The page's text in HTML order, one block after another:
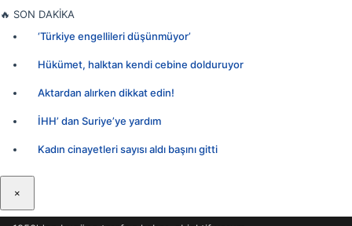
İçeriğe
🔥 SON DAKİKA
‘Türkiye engellileri düşünmüyor’
Hükümet, halktan kendi cebine dolduruyor
Aktardan alırken dikkat edin!
İHH’ dan Suriye’ye yardım
Kadın cinayetleri sayısı aldı başını gitti
×